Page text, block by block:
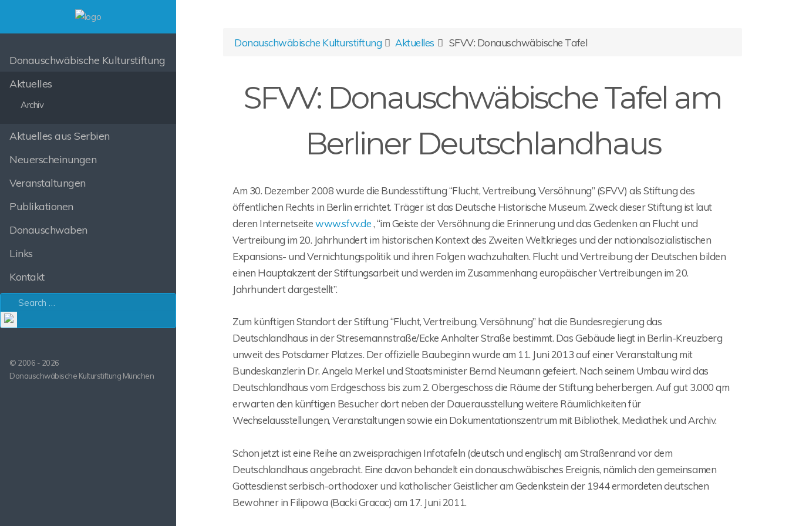
Donauschwäbische Kulturstiftung
Aktuelles
Archiv
Aktuelles aus Serbien
Neuerscheinungen
Veranstaltungen
Publikationen
Donauschwaben
Links
Kontakt
© 2006 - 2026
Donauschwäbische Kulturstiftung München
Donauschwäbische Kulturstiftung Aktuelles SFVV: Donauschwäbische Tafel
SFVV: Donauschwäbische Tafel am
Berliner Deutschlandhaus
Am 30. Dezember 2008 wurde die Bundesstiftung “Flucht, Vertreibung, Versöhnung” (SFVV) als Stiftung des
öffentlichen Rechts in Berlin errichtet. Träger ist das Deutsche Historische Museum. Zweck dieser Stiftung ist laut
deren Internetseitewww.sfvv.de, “im Geiste der Versöhnung die Erinnerung und das Gedenken an Flucht und
Vertreibung im 20. Jahrhundert im historischen Kontext des Zweiten Weltkrieges und der nationalsozialistischen
Expansions- und Vernichtungspolitik und ihren Folgen wachzuhalten. Flucht und Vertreibung der Deutschen bilden
einen Hauptakzent der Stiftungsarbeit und werden im Zusammenhang europäischer Vertreibungen im 20.
Jahrhundert dargestellt”.
Zum künftigen Standort der Stiftung “Flucht, Vertreibung, Versöhnung” hat die Bundesregierung das
Deutschlandhaus in der Stresemannstraße/Ecke Anhalter Straße bestimmt. Das Gebäude liegt in Berlin-Kreuzberg
unweit des Potsdamer Platzes. Der offizielle Baubeginn wurde am 11. Juni 2013 auf einer Veranstaltung mit
Bundeskanzlerin Dr. Angela Merkel und Staatsminister Bernd Neumann gefeiert. Nach seinem Umbau wird das
Deutschlandhaus vom Erdgeschoss bis zum 2. Obergeschoss die Räume der Stiftung beherbergen. Auf gut 3.000 qm
erwarten den künftigen Besucher dort neben der Dauerausstellung weitere Räumlichkeiten für
Wechselausstellungen, Veranstaltungen sowie ein Dokumentationszentrum mit Bibliothek, Mediathek und Archiv.
Schon jetzt ist eine Reihe an zweisprachigen Infotafeln (deutsch und englisch) am Straßenrand vor dem
Deutschlandhaus angebracht. Eine davon behandelt ein donauschwäbisches Ereignis, nämlich den gemeinsamen
Gottesdienst serbisch-orthodoxer und katholischer Geistlicher am Gedenkstein der 1944 ermordeten deutschen
Bewohner in Filipowa (Backi Gracac) am 17. Juni 2011.